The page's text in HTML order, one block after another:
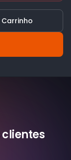
clientes